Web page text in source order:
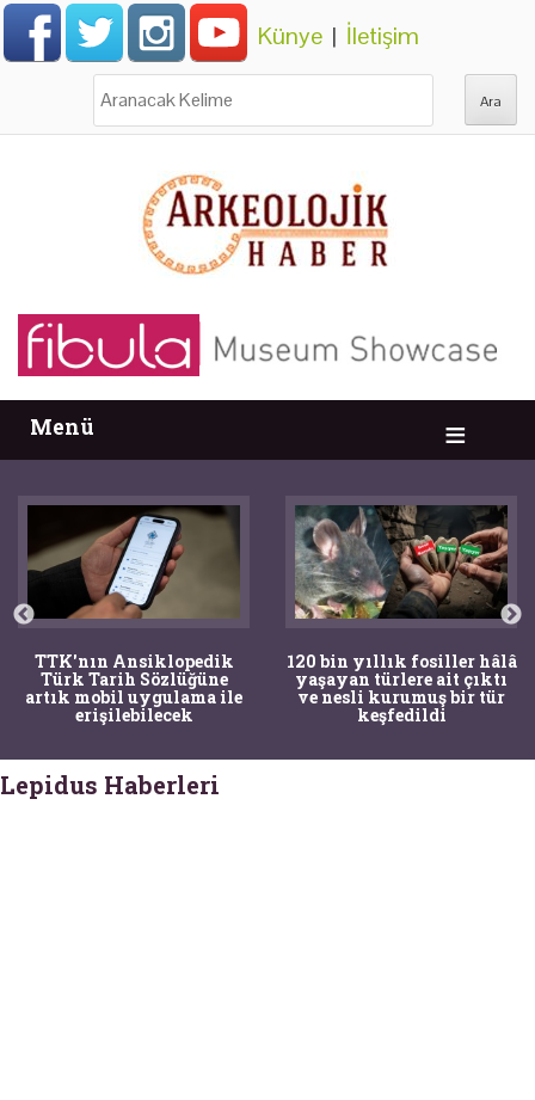
Künye | İletişim
Menü
TTK'nın Ansiklopedik
Türk Tarih Sözlüğüne
artık mobil uygulama ile
erişilebilecek
120 bin yıllık fosiller hâlâ
yaşayan türlere ait çıktı
ve nesli kurumuş bir tür
keşfedildi
Lepidus Haberleri